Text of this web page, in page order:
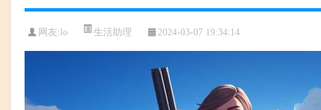
网友: lo 生活助理 2024-03-07 19:34:14